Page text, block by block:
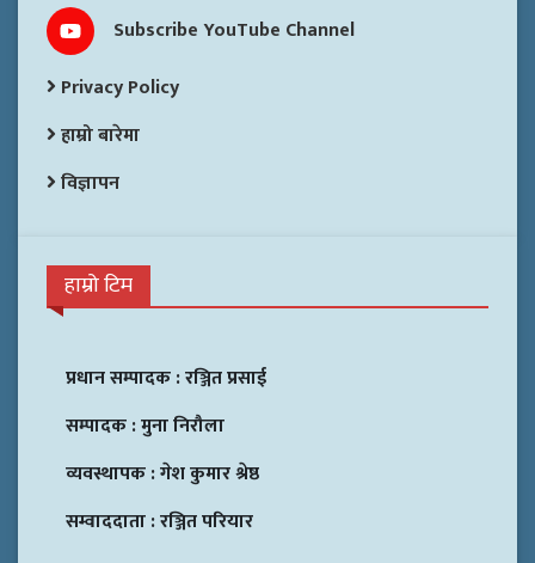
Subscribe YouTube Channel
Privacy Policy
हाम्रो बारेमा
विज्ञापन
हाम्रो टिम
प्रधान सम्पादक :रञ्जित प्रसाई
सम्पादक :मुना निरौला
व्यवस्थापक :गेश कुमार श्रेष्ठ
सम्वाददाता :रञ्जित परियार